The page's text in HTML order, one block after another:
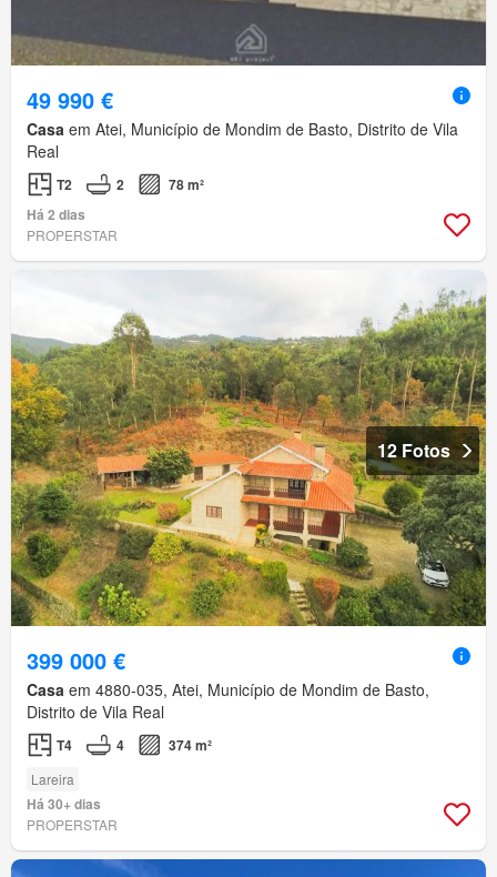
49 990 €
Casa em Atei, Município de Mondim de Basto, Distrito de Vila
Real
T2 2
78 m²
Há 2 dias
PROPERSTAR
12 Fotos
399 000 €
Casa em 4880-035, Atei, Município de Mondim de Basto,
Distrito de Vila Real
T4 4 374 m²
Lareira
Há 30+ dias
PROPERSTAR